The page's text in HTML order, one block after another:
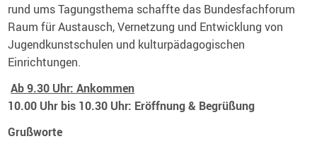
rund ums Tagungsthema schaffte das Bundesfachforum
Raum für Austausch, Vernetzung und Entwicklung von
Jugendkunstschulen und kulturpädagogischen
Einrichtungen.
Ab 9.30 Uhr: Ankommen
10.00 Uhr bis 10.30 Uhr: Eröffnung & Begrüßung
Grußworte